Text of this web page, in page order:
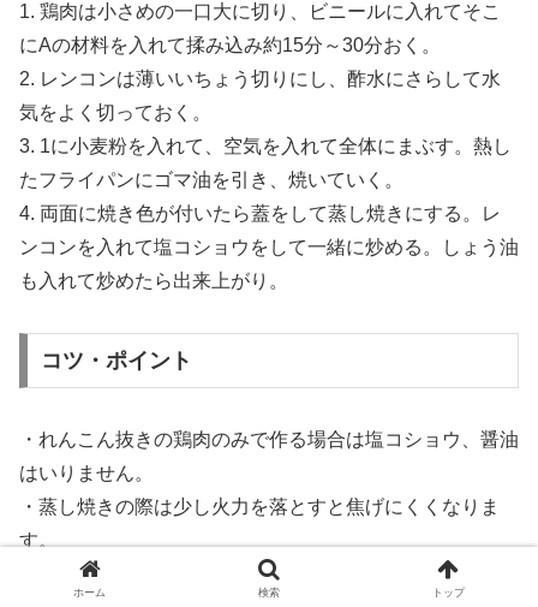
1. 鶏肉は小さめの一口大に切り、ビニールに入れてそこ
にAの材料を入れて揉み込み約15分～30分おく。
2. レンコンは薄いいちょう切りにし、酢水にさらして水
気をよく切っておく。
3. 1に小麦粉を入れて、空気を入れて全体にまぶす。熱し
たフライパンにゴマ油を引き、焼いていく。
4. 両面に焼き色が付いたら蓋をして蒸し焼きにする。レ
ンコンを入れて塩コショウをして一緒に炒める。しょう油
も入れて炒めたら出来上がり。
コツ・ポイント
・れんこん抜きの鶏肉のみで作る場合は塩コショウ、醤油
はいりません。
・蒸し焼きの際は少し火力を落とすと焦げにくくなりま
す。
・醤油を入れると焦げやすくなるので、醤油は出来上がり
ホーム 検索 トップ